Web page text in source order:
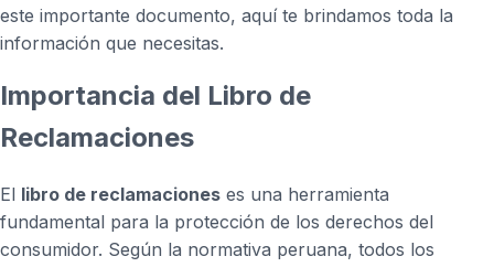
este importante documento, aquí te brindamos toda la
información que necesitas.
Importancia del Libro de
Reclamaciones
El libro de reclamaciones es una herramienta
fundamental para la protección de los derechos del
consumidor. Según la normativa peruana, todos los